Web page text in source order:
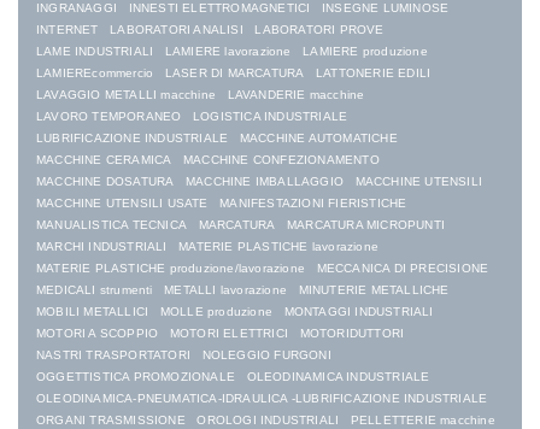
INGRANAGGI
INNESTI ELETTROMAGNETICI
INSEGNE LUMINOSE
INTERNET
LABORATORI ANALISI
LABORATORI PROVE
LAME INDUSTRIALI
LAMIERE lavorazione
LAMIERE produzione
LAMIEREcommercio
LASER DI MARCATURA
LATTONERIE EDILI
LAVAGGIO METALLI macchine
LAVANDERIE macchine
LAVORO TEMPORANEO
LOGISTICA INDUSTRIALE
LUBRIFICAZIONE INDUSTRIALE
MACCHINE AUTOMATICHE
MACCHINE CERAMICA
MACCHINE CONFEZIONAMENTO
MACCHINE DOSATURA
MACCHINE IMBALLAGGIO
MACCHINE UTENSILI
MACCHINE UTENSILI USATE
MANIFESTAZIONI FIERISTICHE
MANUALISTICA TECNICA
MARCATURA
MARCATURA MICROPUNTI
MARCHI INDUSTRIALI
MATERIE PLASTICHE lavorazione
MATERIE PLASTICHE produzione/lavorazione
MECCANICA DI PRECISIONE
MEDICALI strumenti
METALLI lavorazione
MINUTERIE METALLICHE
MOBILI METALLICI
MOLLE produzione
MONTAGGI INDUSTRIALI
MOTORI A SCOPPIO
MOTORI ELETTRICI
MOTORIDUTTORI
NASTRI TRASPORTATORI
NOLEGGIO FURGONI
OGGETTISTICA PROMOZIONALE
OLEODINAMICA INDUSTRIALE
OLEODINAMICA-PNEUMATICA-IDRAULICA -LUBRIFICAZIONE INDUSTRIALE
ORGANI TRASMISSIONE
OROLOGI INDUSTRIALI
PELLETTERIE macchine